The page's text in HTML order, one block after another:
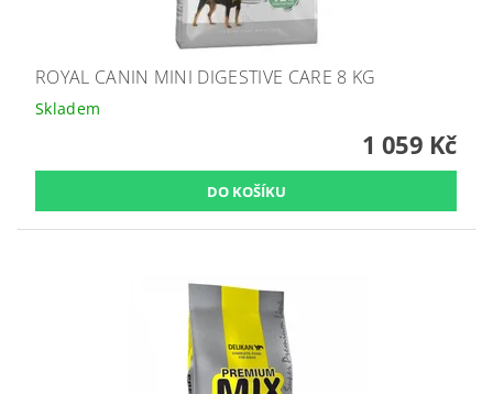
ROYAL CANIN MINI DIGESTIVE CARE 8 KG
Skladem
1 059 Kč